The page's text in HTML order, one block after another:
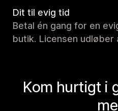
Dit til evig tid
Betal én gang for en
butik. Licensen udløber
Kom hurtigt i